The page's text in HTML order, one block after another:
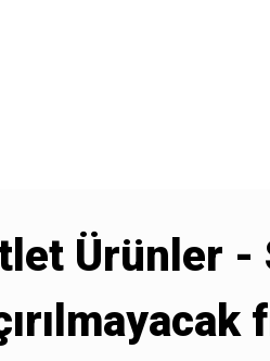
Ürünler -